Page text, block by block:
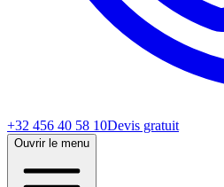
+32 456 40 58 10Devis gratuit
Ouvrir le menu